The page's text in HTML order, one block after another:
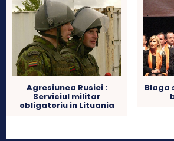
Agresiunea Rusiei :
Serviciul militar
obligatoriu in Lituania
Blaga